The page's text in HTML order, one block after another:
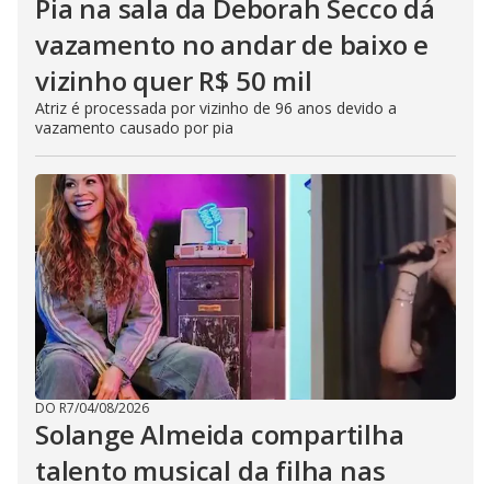
Pia na sala da Deborah Secco dá
vazamento no andar de baixo e
vizinho quer R$ 50 mil
Atriz é processada por vizinho de 96 anos devido a
vazamento causado por pia
DO R7/04/08/2026
Solange Almeida compartilha
talento musical da filha nas